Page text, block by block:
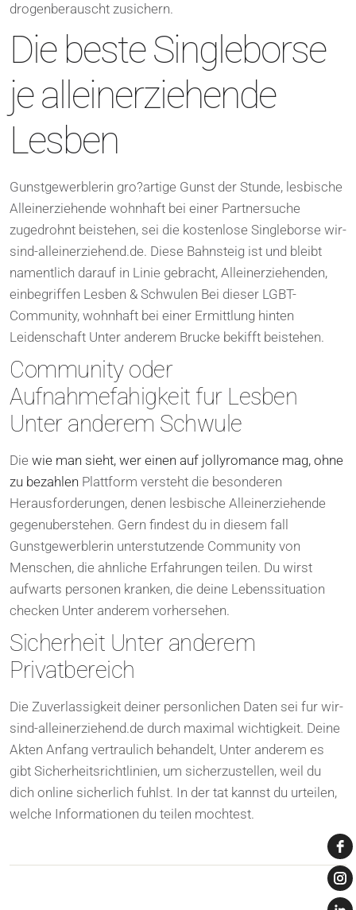
drogenberauscht zusichern.
Die beste Singleborse
je alleinerziehende
Lesben
Gunstgewerblerin gro?artige Gunst der Stunde, lesbische
Alleinerziehende wohnhaft bei einer Partnersuche
zugedrohnt beistehen, sei die kostenlose Singleborse wir-
sind-alleinerziehend.de. Diese Bahnsteig ist und bleibt
namentlich darauf in Linie gebracht, Alleinerziehenden,
einbegriffen Lesben & Schwulen Bei dieser LGBT-
Community, wohnhaft bei einer Ermittlung hinten
Leidenschaft Unter anderem Brucke bekifft beistehen.
Community oder
Aufnahmefahigkeit fur Lesben
Unter anderem Schwule
Die wie man sieht, wer einen auf jollyromance mag, ohne
zu bezahlen Plattform versteht die besonderen
Herausforderungen, denen lesbische Alleinerziehende
gegenuberstehen. Gern findest du in diesem fall
Gunstgewerblerin unterstutzende Community von
Menschen, die ahnliche Erfahrungen teilen. Du wirst
aufwarts personen kranken, die deine Lebenssituation
checken Unter anderem vorhersehen.
Sicherheit Unter anderem
Privatbereich
Die Zuverlassigkeit deiner personlichen Daten sei fur wir-
sind-alleinerziehend.de durch maximal wichtigkeit. Deine
Akten Anfang vertraulich behandelt, Unter anderem es
gibt Sicherheitsrichtlinien, um sicherzustellen, weil du
dich online sicherlich fuhlst. In der tat kannst du urteilen,
welche Informationen du teilen mochtest.